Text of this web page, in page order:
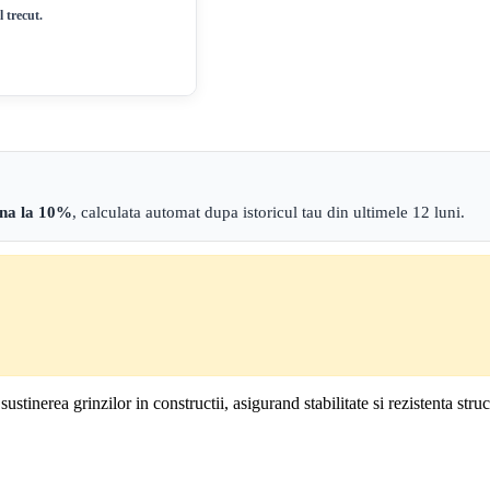
trecut.
la 10%, calculata automat dupa istoricul tau din ultimele 12 luni.
grinzilor in constructii, asigurand stabilitate si rezistenta